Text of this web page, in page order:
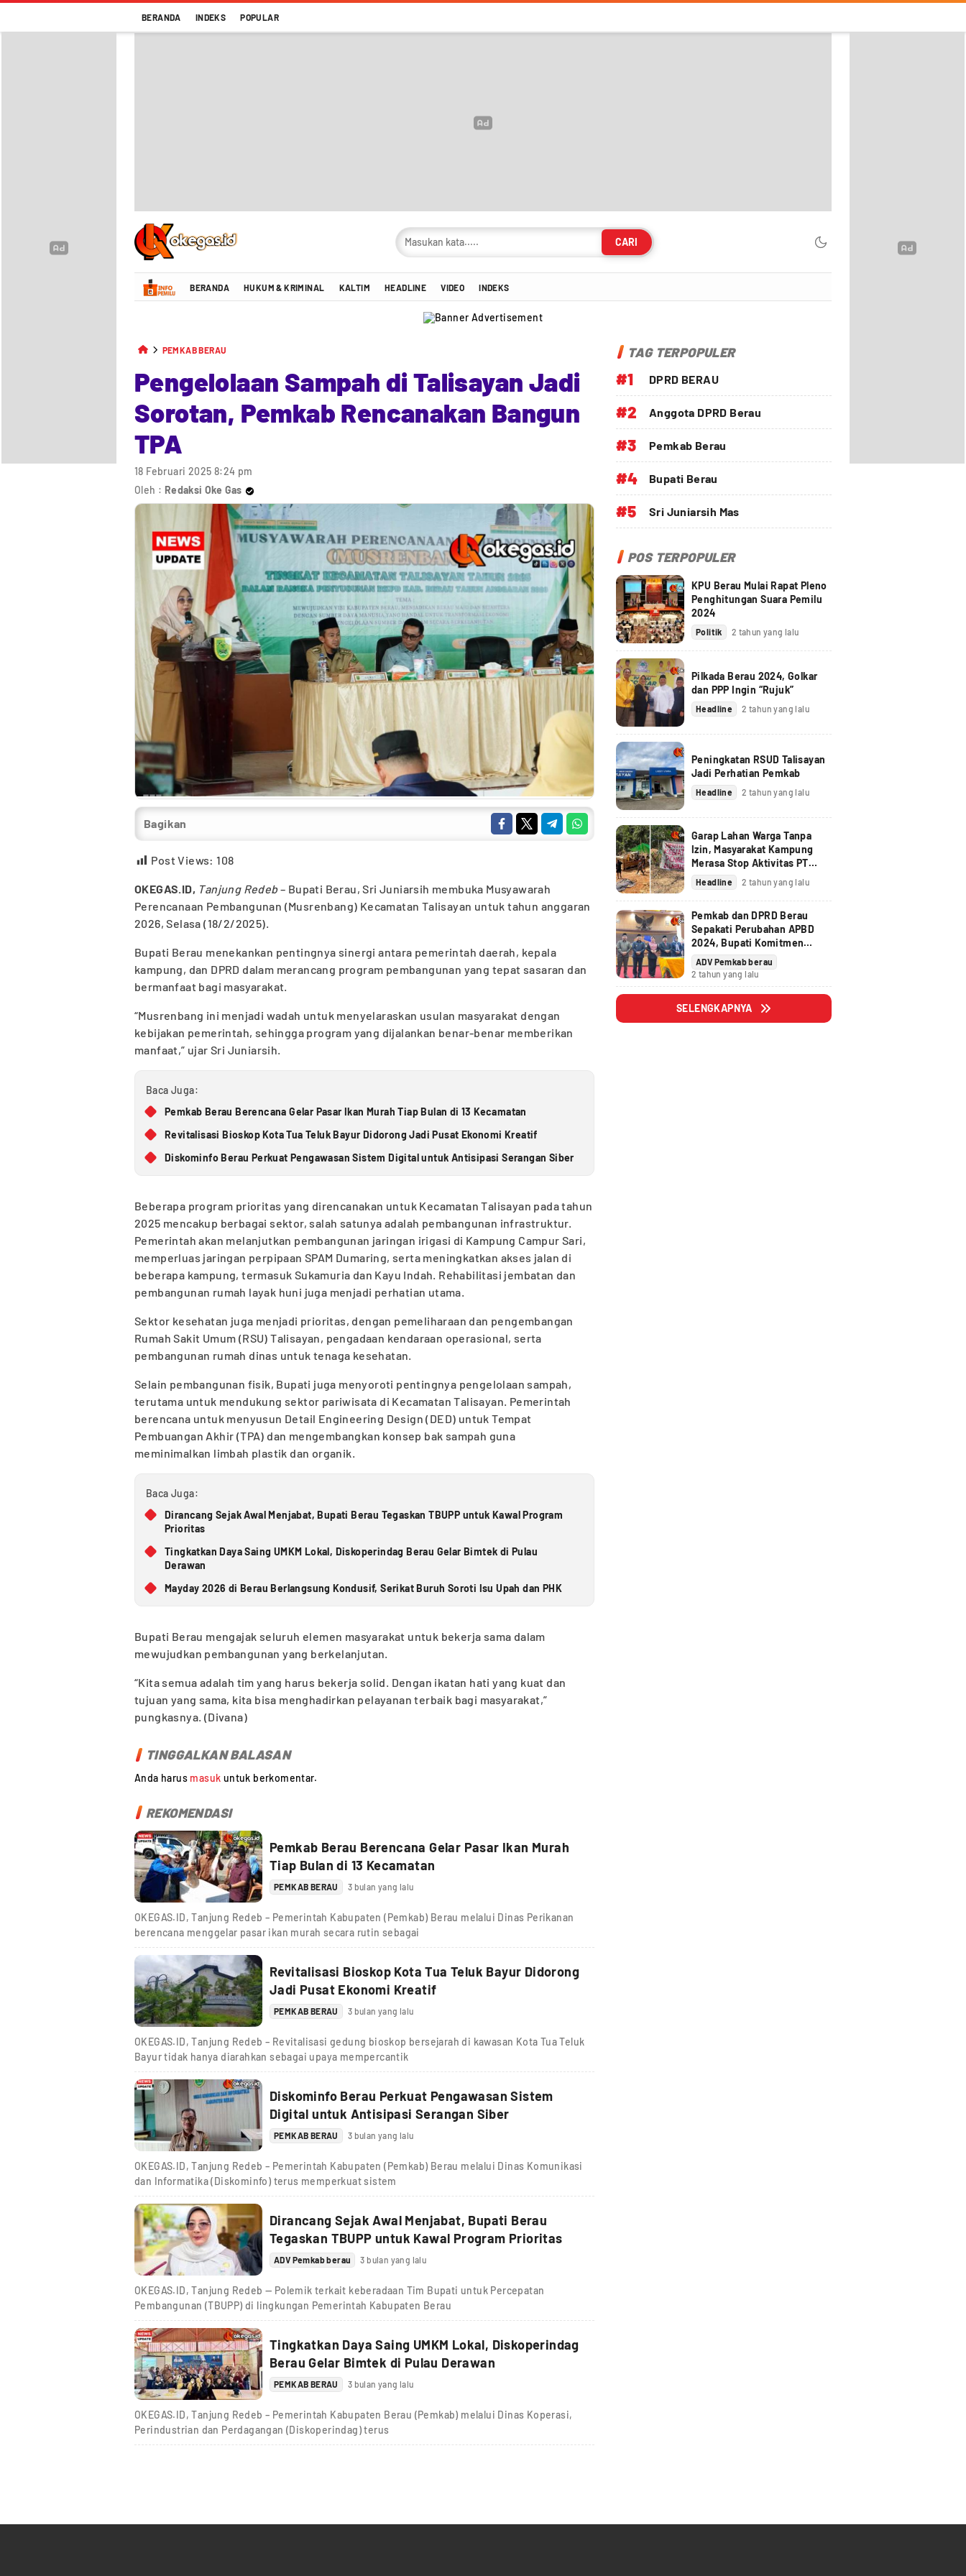
BERANDA INDEKS POPULAR
Oke Gas Indonesia | Energi Positif Informasi Terkini!
CARI
BERANDA HUKUM & KRIMINAL KALTIM HEADLINE VIDEO INDEKS
PEMKAB BERAU
Pengelolaan Sampah di Talisayan Jadi
Sorotan, Pemkab Rencanakan Bangun
TPA
18 Februari 2025 8:24 pm
Oleh : Redaksi Oke Gas
Bagikan
Post Views: 108
OKEGAS.ID, Tanjung Redeb– Bupati Berau, Sri Juniarsih membuka Musyawarah
Perencanaan Pembangunan (Musrenbang) Kecamatan Talisayan untuk tahun anggaran
2026, Selasa (18/2/2025).
Bupati Berau menekankan pentingnya sinergi antara pemerintah daerah, kepala
kampung, dan DPRD dalam merancang program pembangunan yang tepat sasaran dan
bermanfaat bagi masyarakat.
“Musrenbang ini menjadi wadah untuk menyelaraskan usulan masyarakat dengan
kebijakan pemerintah, sehingga program yang dijalankan benar-benar memberikan
manfaat,” ujar Sri Juniarsih.
Baca Juga:
Pemkab Berau Berencana Gelar Pasar Ikan Murah Tiap Bulan di 13 Kecamatan
Revitalisasi Bioskop Kota Tua Teluk Bayur Didorong Jadi Pusat Ekonomi Kreatif
Diskominfo Berau Perkuat Pengawasan Sistem Digital untuk Antisipasi Serangan Siber
Beberapa program prioritas yang direncanakan untuk Kecamatan Talisayan pada tahun
2025 mencakup berbagai sektor, salah satunya adalah pembangunan infrastruktur.
Pemerintah akan melanjutkan pembangunan jaringan irigasi di Kampung Campur Sari,
memperluas jaringan perpipaan SPAM Dumaring, serta meningkatkan akses jalan di
beberapa kampung, termasuk Sukamuria dan Kayu Indah. Rehabilitasi jembatan dan
pembangunan rumah layak huni juga menjadi perhatian utama.
Sektor kesehatan juga menjadi prioritas, dengan pemeliharaan dan pengembangan
Rumah Sakit Umum (RSU) Talisayan, pengadaan kendaraan operasional, serta
pembangunan rumah dinas untuk tenaga kesehatan.
Selain pembangunan fisik, Bupati juga menyoroti pentingnya pengelolaan sampah,
terutama untuk mendukung sektor pariwisata di Kecamatan Talisayan. Pemerintah
berencana untuk menyusun Detail Engineering Design (DED) untuk Tempat
Pembuangan Akhir (TPA) dan mengembangkan konsep bak sampah guna
meminimalkan limbah plastik dan organik.
Baca Juga:
Dirancang Sejak Awal Menjabat, Bupati Berau Tegaskan TBUPP untuk Kawal Program
Prioritas
Tingkatkan Daya Saing UMKM Lokal, Diskoperindag Berau Gelar Bimtek di Pulau
Derawan
Mayday 2026 di Berau Berlangsung Kondusif, Serikat Buruh Soroti Isu Upah dan PHK
Bupati Berau mengajak seluruh elemen masyarakat untuk bekerja sama dalam
mewujudkan pembangunan yang berkelanjutan.
“Kita semua adalah tim yang harus bekerja solid. Dengan ikatan hati yang kuat dan
tujuan yang sama, kita bisa menghadirkan pelayanan terbaik bagi masyarakat,”
pungkasnya. (Divana)
TINGGALKAN BALASAN
Anda harus masuk untuk berkomentar.
REKOMENDASI
Pemkab Berau Berencana Gelar Pasar Ikan Murah
Tiap Bulan di 13 Kecamatan
PEMKAB BERAU 3 bulan yang lalu
OKEGAS.ID, Tanjung Redeb – Pemerintah Kabupaten (Pemkab) Berau melalui Dinas Perikanan
berencana menggelar pasar ikan murah secara rutin sebagai
Revitalisasi Bioskop Kota Tua Teluk Bayur Didorong
Jadi Pusat Ekonomi Kreatif
PEMKAB BERAU 3 bulan yang lalu
OKEGAS.ID, Tanjung Redeb – Revitalisasi gedung bioskop bersejarah di kawasan Kota Tua Teluk
Bayur tidak hanya diarahkan sebagai upaya mempercantik
Diskominfo Berau Perkuat Pengawasan Sistem
Digital untuk Antisipasi Serangan Siber
PEMKAB BERAU 3 bulan yang lalu
OKEGAS.ID, Tanjung Redeb – Pemerintah Kabupaten (Pemkab) Berau melalui Dinas Komunikasi
dan Informatika (Diskominfo) terus memperkuat sistem
Dirancang Sejak Awal Menjabat, Bupati Berau
Tegaskan TBUPP untuk Kawal Program Prioritas
ADV Pemkab berau 3 bulan yang lalu
OKEGAS.ID, Tanjung Redeb — Polemik terkait keberadaan Tim Bupati untuk Percepatan
Pembangunan (TBUPP) di lingkungan Pemerintah Kabupaten Berau
Tingkatkan Daya Saing UMKM Lokal, Diskoperindag
Berau Gelar Bimtek di Pulau Derawan
PEMKAB BERAU 3 bulan yang lalu
OKEGAS.ID, Tanjung Redeb – Pemerintah Kabupaten Berau (Pemkab) melalui Dinas Koperasi,
Perindustrian dan Perdagangan (Diskoperindag) terus
TAG TERPOPULER
#1 DPRD BERAU
#2 Anggota DPRD Berau
#3 Pemkab Berau
#4 Bupati Berau
#5 Sri Juniarsih Mas
POS TERPOPULER
KPU Berau Mulai Rapat Pleno
Penghitungan Suara Pemilu
2024
Politik 2 tahun yang lalu
Pilkada Berau 2024, Golkar
dan PPP Ingin “Rujuk”
Headline 2 tahun yang lalu
Peningkatan RSUD Talisayan
Jadi Perhatian Pemkab
Headline 2 tahun yang lalu
Garap Lahan Warga Tanpa
Izin, Masyarakat Kampung
Merasa Stop Aktivitas PT
Berau Coal
Headline 2 tahun yang lalu
Pemkab dan DPRD Berau
Sepakati Perubahan APBD
2024, Bupati Komitmen
Tindak Lanjuti Pandangan
Fraksi
ADV Pemkab berau
2 tahun yang lalu
SELENGKAPNYA